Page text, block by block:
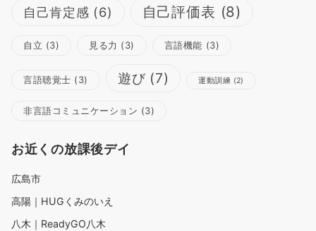
自己肯定感 (6) 自己評価表 (8)
自立 (3) 見る力 (3) 言語機能 (3)
言語聴覚士 (3) 遊び(7) 運動訓練 (2)
非言語コミュニケーション (3)
お近くの放課後デイ
広島市
高陽｜HUGくみのいえ
八木｜ReadyGO八木